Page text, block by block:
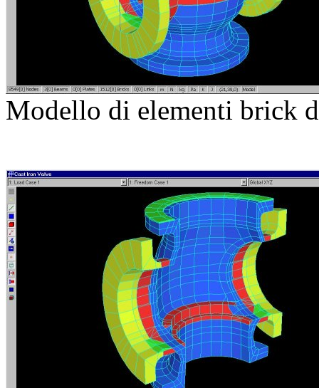
Modello di elementi brick